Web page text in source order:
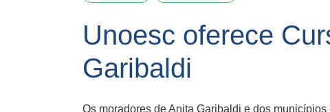
Unoesc oferece
Garibaldi
Os moradores de Anita Garibaldi e dos